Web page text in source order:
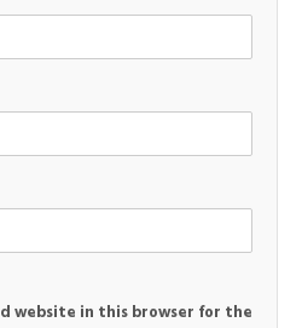
website in this browser for the